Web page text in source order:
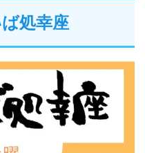
処幸座